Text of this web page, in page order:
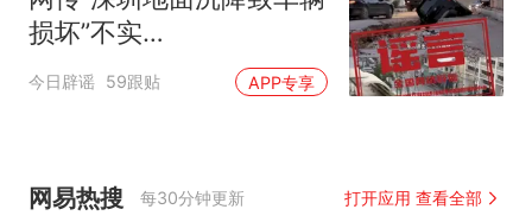
损坏”不实
（2026·08·06）
今日辟谣 59跟贴 APP专享
网易热搜 每30分钟更新 打开应用 查看全部